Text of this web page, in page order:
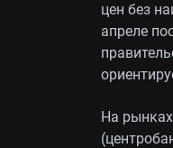
цен без
апреле
На